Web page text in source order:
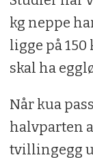
kg neppe
ligge på
skal ha
Når kua
halvparten
tvillingegg